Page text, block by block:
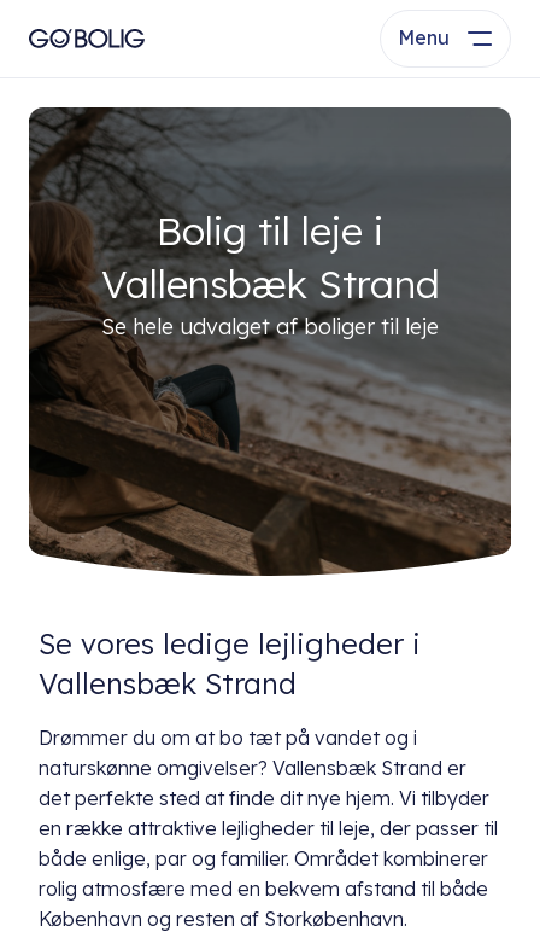
Menu
Bolig til leje i
Vallensbæk Strand
Se hele udvalget af boliger til leje
Se vores ledige lejligheder i
Vallensbæk Strand
Drømmer du om at bo tæt på vandet og i
naturskønne omgivelser? Vallensbæk Strand er
det perfekte sted at finde dit nye hjem. Vi tilbyder
en række attraktive lejligheder til leje, der passer til
både enlige, par og familier. Området kombinerer
rolig atmosfære med en bekvem afstand til både
København og resten af Storkøbenhavn.